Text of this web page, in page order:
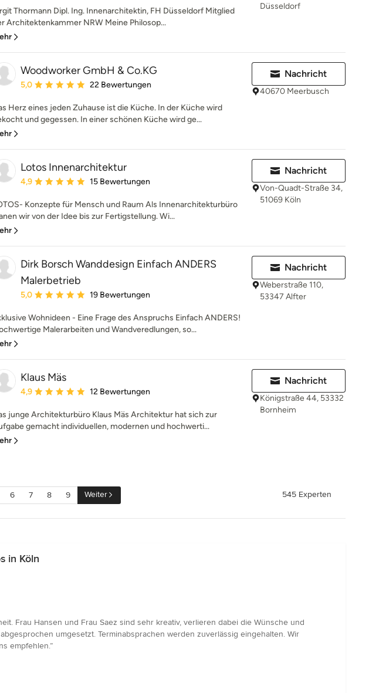
Thormann Dipl. Ing. Innenarchitektin, FH Düsseldorf Mitglied
Architektenkammer NRW Meine Philosop...
Düsseldorf
Woodworker GmbH & Co.KG
Durchschnittliche Bewertung: 5 von 5 Sternen
5,0 22 Bewertungen
Herz eines jeden Zuhause ist die Küche. In der Küche wird
und gegessen. In einer schönen Küche wird ge...
Nachricht
40670 Meerbusch
Lotos Innenarchitektur
Durchschnittliche Bewertung: 4.9 von 5 Sternen
4,9 15 Bewertungen
Konzepte für Mensch und Raum Als Innenarchitekturbüro
wir von der Idee bis zur Fertigstellung. Wi...
Nachricht
Von-Quadt-Straße 34,
51069 Köln
Dirk Borsch Wanddesign Einfach ANDERS
Malerbetrieb
Durchschnittliche Bewertung: 5 von 5 Sternen
5,0 19 Bewertungen
Wohnideen - Eine Frage des Anspruchs Einfach ANDERS!
Malerarbeiten und Wandveredlungen, so...
Nachricht
Weberstraße 110,
53347 Alfter
Klaus Mäs
Durchschnittliche Bewertung: 4.9 von 5 Sternen
4,9 12 Bewertungen
junge Architekturbüro Klaus Mäs Architektur hat sich zur
gemacht individuellen, modernen und hochwerti...
Nachricht
Königstraße 44, 53332
Bornheim
6 7 8 9 Weiter 545 Experten
in Köln
Frau Hansen und Frau Saez sind sehr kreativ, verlieren dabei die Wünsche und
umgesetzt. Terminabsprachen werden zuverlässig eingehalten. Wir
empfehlen.”